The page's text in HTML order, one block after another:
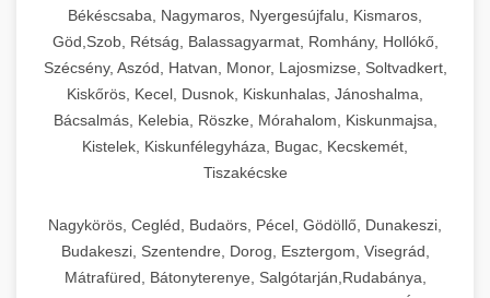
Békéscsaba, Nagymaros, Nyergesújfalu, Kismaros,
Göd,Szob, Rétság, Balassagyarmat, Romhány, Hollókő,
Szécsény, Aszód, Hatvan, Monor, Lajosmizse, Soltvadkert,
Kiskőrös, Kecel, Dusnok, Kiskunhalas, Jánoshalma,
Bácsalmás, Kelebia, Röszke, Mórahalom, Kiskunmajsa,
Kistelek, Kiskunfélegyháza, Bugac, Kecskemét,
Tiszakécske
Nagykörös, Cegléd, Budaörs, Pécel, Gödöllő, Dunakeszi,
Budakeszi, Szentendre, Dorog, Esztergom, Visegrád,
Mátrafüred, Bátonyterenye, Salgótarján,Rudabánya,